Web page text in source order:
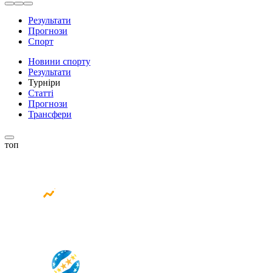
Результати
Прогнози
Спорт
Новини спорту
Результати
Турніри
Статті
Прогнози
Трансфери
топ